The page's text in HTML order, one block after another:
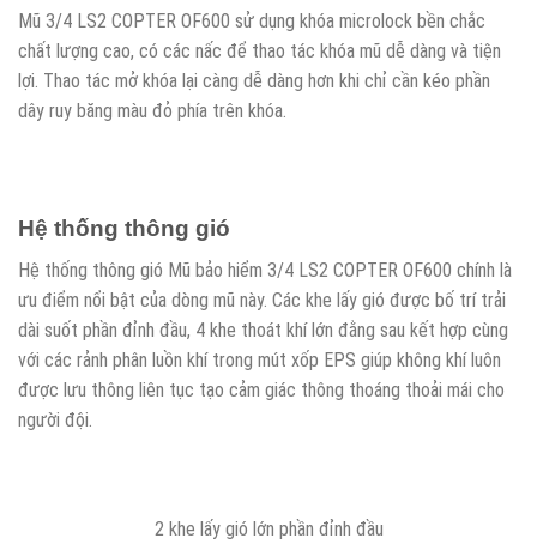
Mũ 3/4 LS2 COPTER OF600 sử dụng khóa microlock bền chắc
chất lượng cao, có các nấc để thao tác khóa mũ dễ dàng và tiện
lợi. Thao tác mở khóa lại càng dễ dàng hơn khi chỉ cần kéo phần
dây ruy băng màu đỏ phía trên khóa.
Hệ thống thông gió
Hệ thống thông gió Mũ bảo hiểm 3/4 LS2 COPTER OF600 chính là
ưu điểm nổi bật của dòng mũ này. Các khe lấy gió được bố trí trải
dài suốt phần đỉnh đầu, 4 khe thoát khí lớn đằng sau kết hợp cùng
với các rảnh phân luồn khí trong mút xốp EPS giúp không khí luôn
được lưu thông liên tục tạo cảm giác thông thoáng thoải mái cho
người đội.
2 khe lấy gió lớn phần đỉnh đầu